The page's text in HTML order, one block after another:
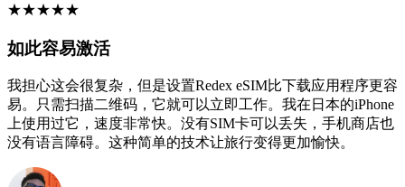
★★★★★
如此容易激活
我担心这会很复杂，但是设置Redex eSIM比下载应用程序更容
易。只需扫描二维码，它就可以立即工作。我在日本的iPhone
上使用过它，速度非常快。没有SIM卡可以丢失，手机商店也
没有语言障碍。这种简单的技术让旅行变得更加愉快。